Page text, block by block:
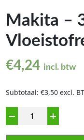
Makita –
€4,24 incl. btw
Subtotaal: €3,50 excl.